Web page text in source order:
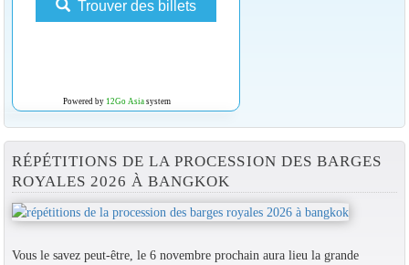
Trouver des billets
Powered by 12Go Asiasystem
RÉPÉTITIONS DE LA PROCESSION DES BARGES
ROYALES 2026 À BANGKOK
Vous le savez peut-être, le 6 novembre prochain aura lieu la grande